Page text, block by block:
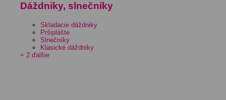
Dáždniky, slnečníky
Skladacie dáždniky
Pršiplášte
Slnečníky
Klasické dáždniky
+ 2 ďalšie